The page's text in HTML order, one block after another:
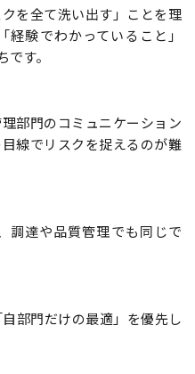
を全て洗い出す」ことを理
験でわかっていること」
す。
部門のコミュニケーション
線でリスクを捉えるのが難
調達や品質管理でも同じで
部門だけの最適」を優先し